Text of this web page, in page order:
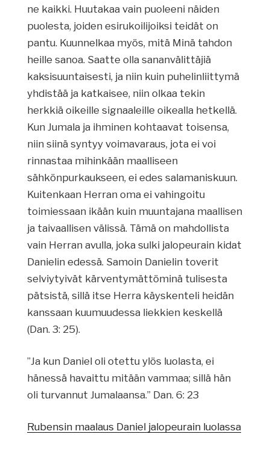
ne kaikki. Huutakaa vain puoleeni näiden
puolesta, joiden esirukoilijoiksi teidät on
pantu. Kuunnelkaa myös, mitä Minä tahdon
heille sanoa. Saatte olla sananvälittäjiä
kaksisuuntaisesti, ja niin kuin puhelinliittymä
yhdistää ja katkaisee, niin olkaa tekin
herkkiä oikeille signaaleille oikealla hetkellä.
Kun Jumala ja ihminen kohtaavat toisensa,
niin siinä syntyy voimavaraus, jota ei voi
rinnastaa mihinkään maalliseen
sähkönpurkaukseen, ei edes salamaniskuun.
Kuitenkaan Herran oma ei vahingoitu
toimiessaan ikään kuin muuntajana maallisen
ja taivaallisen välissä. Tämä on mahdollista
vain Herran avulla, joka sulki jalopeurain kidat
Danielin edessä. Samoin Danielin toverit
selviytyivät kärventymättöminä tulisesta
pätsistä, sillä itse Herra käyskenteli heidän
kanssaan kuumuudessa liekkien keskellä
(Dan. 3: 25).
”Ja kun Daniel oli otettu ylös luolasta, ei
hänessä havaittu mitään vammaa; sillä hän
oli turvannut Jumalaansa.” Dan. 6: 23
Rubensin maalaus Daniel jalopeurain luolassa